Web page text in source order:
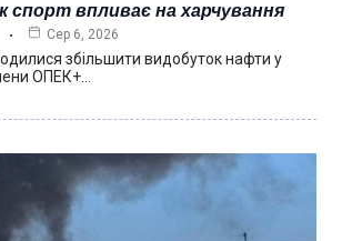
спорт впливає на харчування
Сер 6, 2026
збільшити видобуток нафти у
ОПЕК+…